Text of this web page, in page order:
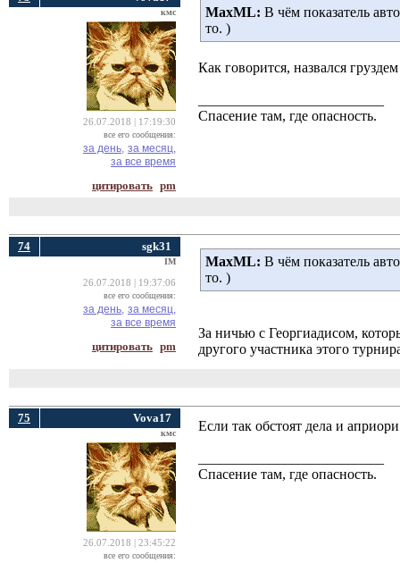
кмс
26.07.2018 | 17:19:30
все его сообщения:
за день, за месяц,
за все время
цитировать pm
MaxML: В чём показатель
то. )
Как говорится, назвался
Спасение там, где опасность.
74 sgk31
IM
26.07.2018 | 19:37:06
все его сообщения:
за день, за месяц,
за все время
цитировать pm
MaxML: В чём показатель
то. )
За ничью с Георгиадисом,
другого участника этого
75 Vova17
кмс
26.07.2018 | 23:45:22
все его сообщения:
Если так обстоят дела и
Спасение там, где опасность.